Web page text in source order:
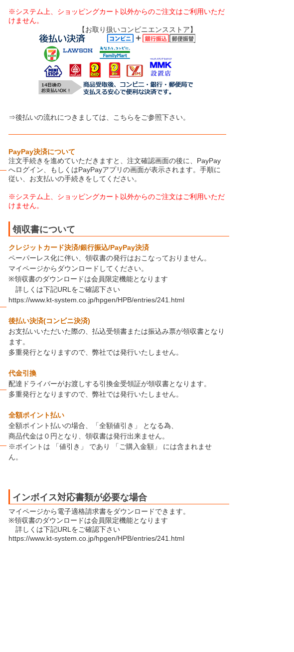
※システム上、ショッピングカート以外からのご注文はご利用いただ
けません。
【お取り扱いコンビニエンスストア】
⇒後払いの流れにつきましては、こちらをご参照下さい。
PayPay決済について
注文手続きを進めていただきますと、注文確認画面の後に、PayPay
へログイン、もしくはPayPayアプリの画面が表示されます。手順に
従い、お支払いの手続きをしてください。
※システム上、ショッピングカート以外からのご注文はご利用いただ
けません。
領収書について
クレジットカード決済/銀行振込/PayPay決済
ペーパーレス化に伴い、領収書の発行はおこなっておりません。
マイページからダウンロードしてください。
※領収書のダウンロードは会員限定機能となります
詳しくは下記URLをご確認下さい
https://www.kt-system.co.jp/hpgen/HPB/entries/241.html
後払い決済(コンビニ決済)
お支払いいただいた際の、払込受領書または振込み票が領収書となり
ます。
多重発行となりますので、弊社では発行いたしません。
代金引換
配達ドライバーがお渡しする引換金受領証が領収書となります。
多重発行となりますので、弊社では発行いたしません。
全額ポイント払い
全額ポイント払いの場合、「全額値引き」 となる為、
商品代金は０円となり、領収書は発行出来ません。
※ポイントは 「値引き」 であり 「ご購入金額」 には含まれませ
ん。
インボイス対応書類が必要な場合
マイページから電子適格請求書をダウンロードできます。
※領収書のダウンロードは会員限定機能となります
詳しくは下記URLをご確認下さい
https://www.kt-system.co.jp/hpgen/HPB/entries/241.html